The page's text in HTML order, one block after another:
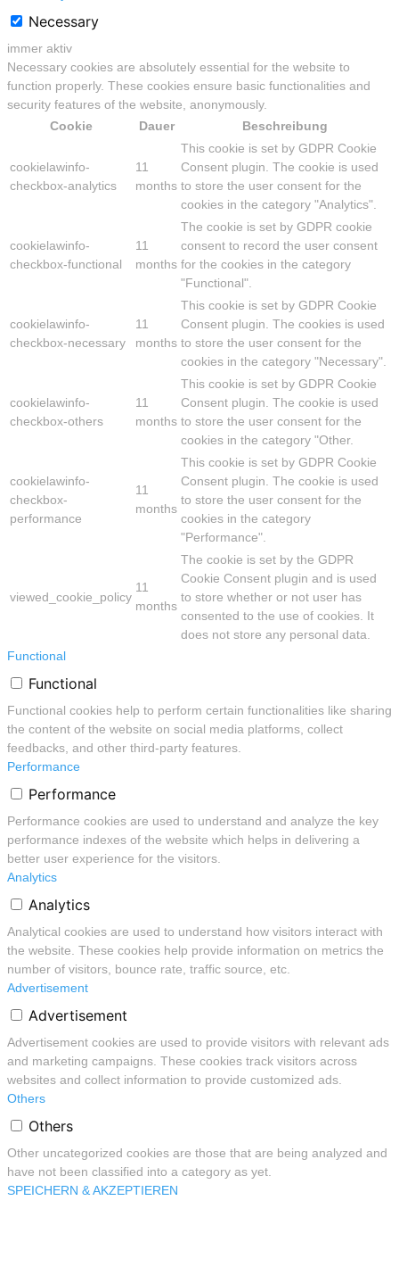
Necessary
immer aktiv
Necessary cookies are absolutely essential for the website to
function properly. These cookies ensure basic functionalities and
security features of the website, anonymously.
Cookie
Dauer Beschreibung
cookielawinfo-
checkbox-analytics
11
months
This cookie is set by GDPR Cookie
Consent plugin. The cookie is used
to store the user consent for the
cookies in the category "Analytics".
cookielawinfo-
checkbox-functional
11
months
The cookie is set by GDPR cookie
consent to record the user consent
for the cookies in the category
"Functional".
cookielawinfo-
checkbox-necessary
11
months
This cookie is set by GDPR Cookie
Consent plugin. The cookies is used
to store the user consent for the
cookies in the category "Necessary".
cookielawinfo-
checkbox-others
11
months
This cookie is set by GDPR Cookie
Consent plugin. The cookie is used
to store the user consent for the
cookies in the category "Other.
cookielawinfo-
checkbox-
performance
11
months
This cookie is set by GDPR Cookie
Consent plugin. The cookie is used
to store the user consent for the
cookies in the category
"Performance".
viewed_cookie_policy
11
months
The cookie is set by the GDPR
Cookie Consent plugin and is used
to store whether or not user has
consented to the use of cookies. It
does not store any personal data.
Functional
Functional
Functional cookies help to perform certain functionalities like sharing
the content of the website on social media platforms, collect
feedbacks, and other third-party features.
Performance
Performance
Performance cookies are used to understand and analyze the key
performance indexes of the website which helps in delivering a
better user experience for the visitors.
Analytics
Analytics
Analytical cookies are used to understand how visitors interact with
the website. These cookies help provide information on metrics the
number of visitors, bounce rate, traffic source, etc.
Advertisement
Advertisement
Advertisement cookies are used to provide visitors with relevant ads
and marketing campaigns. These cookies track visitors across
websites and collect information to provide customized ads.
Others
Others
Other uncategorized cookies are those that are being analyzed and
have not been classified into a category as yet.
SPEICHERN & AKZEPTIEREN